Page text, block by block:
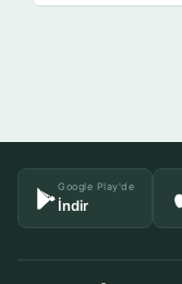
Google Play'de
İndir